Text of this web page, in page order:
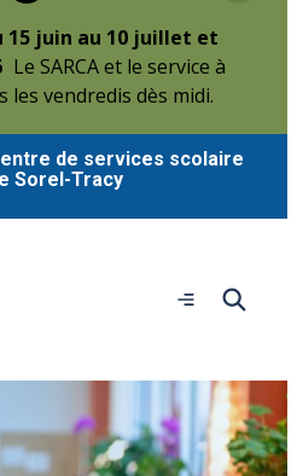
15 juin au 10 juillet et
Le SARCA et le service à
les vendredis dès midi.
de services scolaire
Sorel-Tracy
Ouvrir